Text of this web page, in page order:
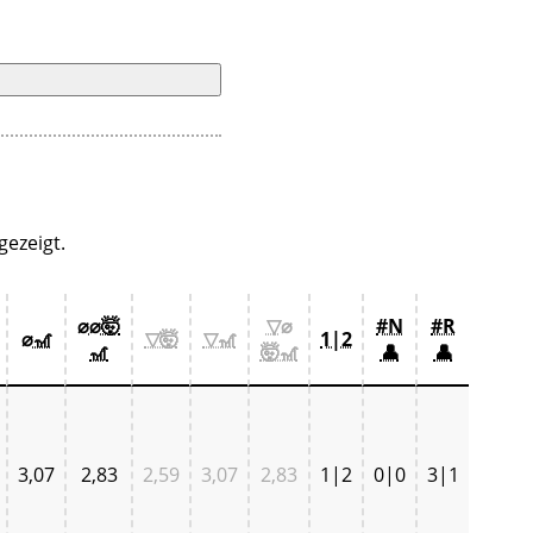
⌀🎢
⌀⌀🤯
🎢
▽🤯 ▽🎢
▽⌀
🤯🎢
1|2
#N
👤
#R
👤
3,07 2,83 2,59 3,07 2,83 1|2 0|0 3|1